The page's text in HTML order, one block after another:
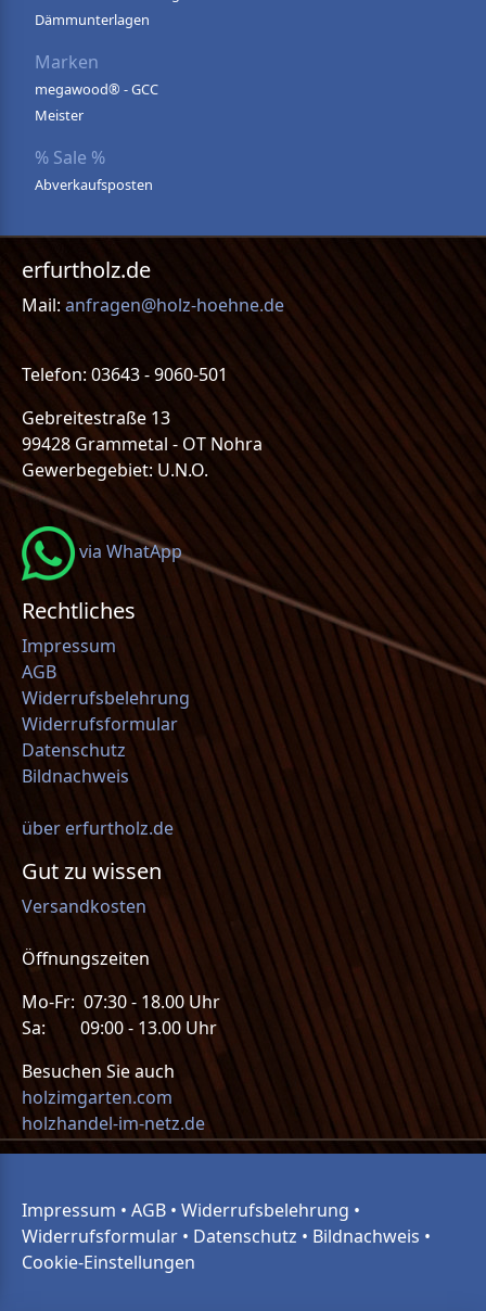
Dämmunterlagen
Marken
megawood® - GCC
Meister
% Sale %
Abverkaufsposten
erfurtholz.de
Mail: anfragen@holz-hoehne.de
Telefon: 03643 - 9060-501
Gebreitestraße 13
99428 Grammetal - OT Nohra
Gewerbegebiet: U.N.O.
via WhatApp
Rechtliches
Impressum
AGB
Widerrufsbelehrung
Widerrufsformular
Datenschutz
Bildnachweis
über erfurtholz.de
Gut zu wissen
Versandkosten
Öffnungszeiten
Mo-Fr: 07:30 - 18.00 Uhr
Sa: 09:00 - 13.00 Uhr
Besuchen Sie auch
holzimgarten.com
holzhandel-im-netz.de
Impressum • AGB • Widerrufsbelehrung •
Widerrufsformular • Datenschutz • Bildnachweis •
Cookie-Einstellungen